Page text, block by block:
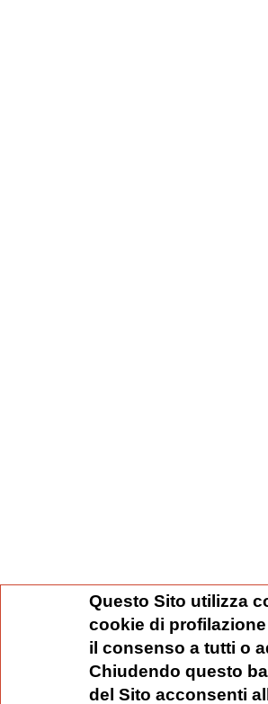
Questo Sito utilizza
cookie di
il consenso a tutti o
Chiudendo questo
del Sito acconsenti